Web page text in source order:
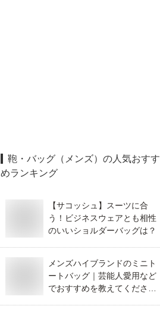
鞄・バッグ（メンズ） の人気おすす
めランキング
【サコッシュ】スーツに合
う！ビジネスウェアとも相性
のいいショルダーバッグは？
メンズハイブランドのミニト
ートバッグ｜芸能人愛用など
でおすすめを教えてくださ